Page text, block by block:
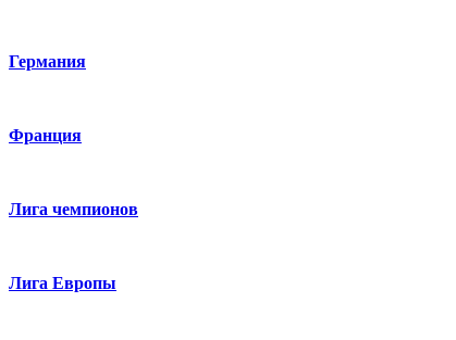
Германия
Франция
Лига чемпионов
Лига Европы